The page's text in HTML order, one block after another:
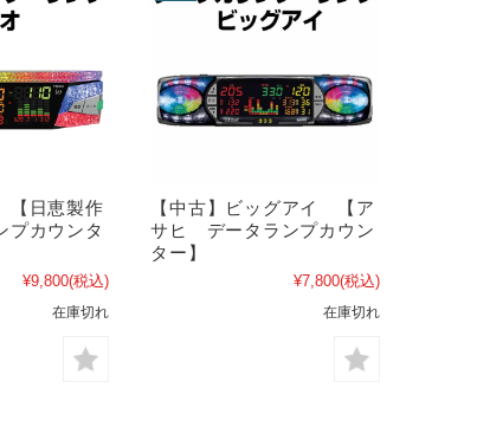
【日恵製作
カウンタ
¥9,800(税込)
在庫切れ
【中古】ビッグアイ 【ア
サヒ データランプカウン
ター】
¥7,800(税込)
在庫切れ